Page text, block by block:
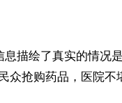
描绘了真实的情况
众抢购药品，医院